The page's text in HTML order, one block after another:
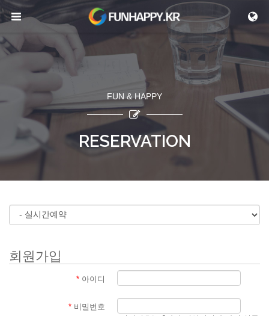
FUN & HAPPY
RESERVATION
회원가입
* 아이디
* 비밀번호